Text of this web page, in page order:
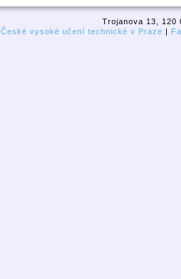
Trojanova 13, 120
České vysoké učení technické v Praze